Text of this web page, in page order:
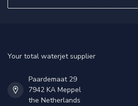
Your total waterjet supplier
Paardemaat 29
7942 KA Meppel
the Netherlands